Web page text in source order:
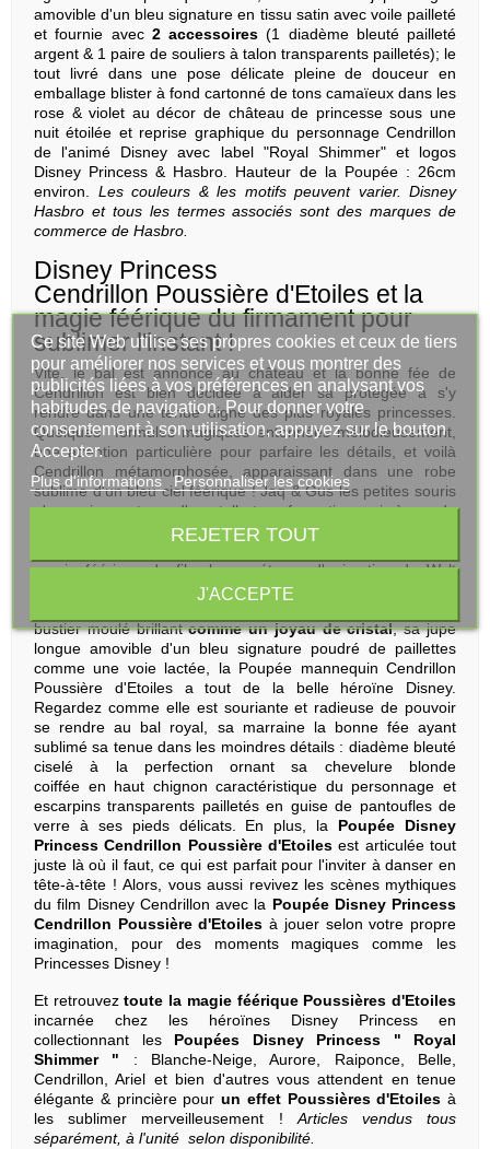
amovible d'un bleu signature en tissu satin avec voile pailleté
et fournie avec 2 accessoires (1 diadème bleuté pailleté
argent & 1 paire de souliers à talon transparents pailletés); le
tout livré dans une pose délicate pleine de douceur en
emballage blister à fond cartonné de tons camaïeux dans les
rose & violet au décor de château de princesse sous une
nuit étoilée et reprise graphique du personnage Cendrillon
de l'animé Disney avec label "Royal Shimmer" et logos
Disney Princess & Hasbro. Hauteur de la Poupée : 26cm
environ. Les couleurs & les motifs peuvent varier. Disney
Hasbro et tous les termes associés sont des marques de
commerce de Hasbro.
Disney Princess
Cendrillon Poussière d'Etoiles et la
magie féérique du firmament pour
sublimer l'instant !
Vite, le bal est annoncé au château et la bonne fée de
Cendrillon est bien décidée à aider sa protégée à s'y
rendre dans une tenue digne des plus royales princesses.
Quelques formules magiques entonnées mélodieusement,
une attention particulière pour parfaire les détails, et voilà
Cendrillon métamorphosée, apparaissant dans une robe
sublime d'un bleu ciel féérique ! Jaq & Gus les petites souris
n'en reviennent pas d'une telle transformation mais à eux de
jouer maintenant pour conduire au bal leur éblouissante
magie féérique du film long métrage d'animation de Walt
Disney avec cettePoupée Disney Princess
bustier moulé brillantcomme un joyau de cristal, sa jupe
longue amovible d'un bleu signature poudré de paillettes
comme une voie lactée, la Poupée mannequin Cendrillon
Poussière d'Etoiles a tout de la belle héroïne Disney.
Regardez comme elle est souriante et radieuse de pouvoir
se rendre au bal royal, sa marraine la bonne fée ayant
sublimé sa tenue dans les moindres détails : diadème bleuté
ciselé à la perfection ornant sa chevelure blonde
coiffée en haut chignon caractéristique du personnage et
escarpins transparents pailletés en guise de pantoufles de
verre à ses pieds délicats. En plus, la Poupée Disney
Princess Cendrillon Poussière d'Etoiles est articulée tout
juste là où il faut, ce qui est parfait pour l'inviter à danser en
tête-à-tête ! Alors, vous aussi revivez les scènes mythiques
du film Disney Cendrillon avec la Poupée Disney Princess
Cendrillon Poussière d'Etoiles à jouer selon votre propre
imagination, pour des moments magiques comme les
Princesses Disney !
Et retrouveztoute la magie féérique Poussières d'Etoiles
incarnée chez les héroïnes Disney Princess en
collectionnant les Poupées Disney Princess " Royal
Shimmer " : Blanche-Neige, Aurore, Raiponce, Belle,
Cendrillon, Ariel et bien d'autres vous attendent en tenue
élégante & princière pour un effet Poussières d'Etoiles à
les sublimer merveilleusement !Articles vendus tous
séparément, à l'unité selon disponibilité.
Ce site Web utilise ses propres cookies et ceux de tiers
pour améliorer nos services et vous montrer des
publicités liées à vos préférences en analysant vos
habitudes de navigation. Pour donner votre
consentement à son utilisation, appuyez sur le bouton
Accepter.
Plus d'informations Personnaliser les cookies
REJETER TOUT
J'ACCEPTE